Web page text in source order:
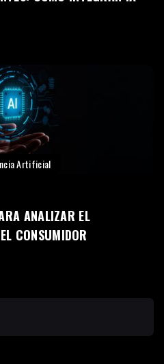
Artificial
ANALIZAR EL
CONSUMIDOR